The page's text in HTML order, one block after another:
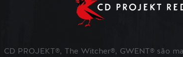
CD PROJEKT®, The Witcher®, GWENT® são